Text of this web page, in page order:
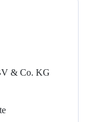
& Co. KG